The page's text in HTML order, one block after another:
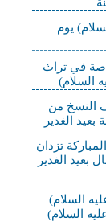
يوم
في تراث
السلام)
النسخ من
الغدير
تزدان
بعيد الغدير
السلام)
السلام)